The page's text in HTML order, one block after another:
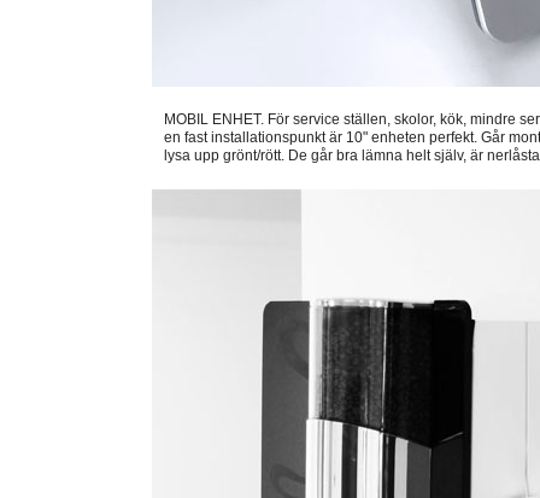
MOBIL ENHET. För service ställen, skolor, kök, mindre
en fast installationspunkt är 10" enheten perfekt. Går
lysa upp grönt/rött. De går bra lämna helt själv, är